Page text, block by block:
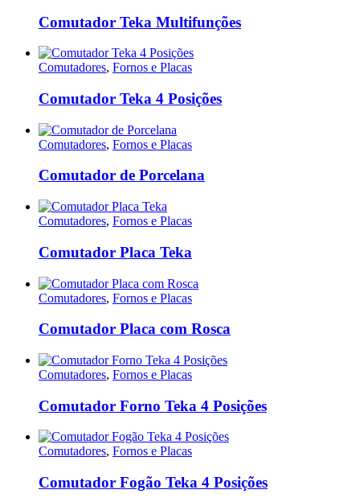
Comutador Teka Multifunções
Comutadores, Fornos e Placas
Comutador Teka 4 Posições
Comutadores, Fornos e Placas
Comutador de Porcelana
Comutadores, Fornos e Placas
Comutador Placa Teka
Comutadores, Fornos e Placas
Comutador Placa com Rosca
Comutadores, Fornos e Placas
Comutador Forno Teka 4 Posições
Comutadores, Fornos e Placas
Comutador Fogão Teka 4 Posições